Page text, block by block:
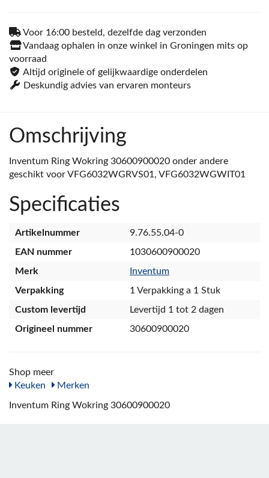
Voor 16:00 besteld, dezelfde dag verzonden
Vandaag ophalen in onze winkel in Groningen mits op
voorraad
Altijd originele of gelijkwaardige onderdelen
Deskundig advies van ervaren monteurs
Omschrijving
Inventum Ring Wokring 30600900020 onder andere
geschikt voor VFG6032WGRVS01, VFG6032WGWIT01
Specificaties
Artikelnummer
9.76.55.04-0
EAN nummer
1030600900020
Merk
Inventum
Verpakking
1 Verpakking a 1 Stuk
Custom levertijd
Levertijd 1 tot 2 dagen
Origineel nummer
30600900020
Shop meer
Keuken
Merken
Inventum Ring Wokring 30600900020